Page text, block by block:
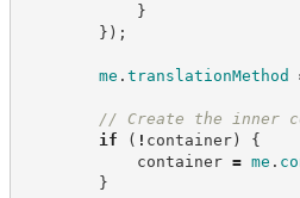
}
} ) ;
me . translationMethod
// Create the inner
if
( ! container)
{
container = me .
}